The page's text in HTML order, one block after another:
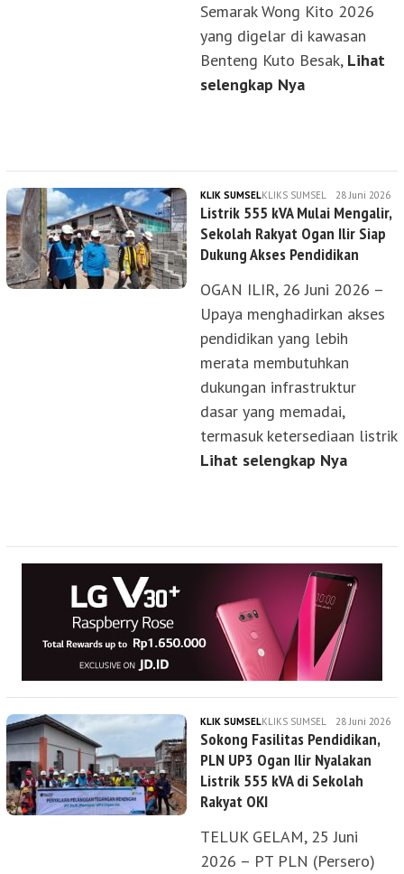
Semarak Wong Kito 2026
yang digelar di kawasan
Benteng Kuto Besak, Lihat
selengkap Nya
KLIK SUMSELKLIKS SUMSEL 28 Juni 2026
Listrik 555 kVA Mulai Mengalir,
Sekolah Rakyat Ogan Ilir Siap
Dukung Akses Pendidikan
OGAN ILIR, 26 Juni 2026 –
Upaya menghadirkan akses
pendidikan yang lebih
merata membutuhkan
dukungan infrastruktur
dasar yang memadai,
termasuk ketersediaan listrik
Lihat selengkap Nya
KLIK SUMSELKLIKS SUMSEL 28 Juni 2026
Sokong Fasilitas Pendidikan,
PLN UP3 Ogan Ilir Nyalakan
Listrik 555 kVA di Sekolah
Rakyat OKI
TELUK GELAM, 25 Juni
2026 – PT PLN (Persero)